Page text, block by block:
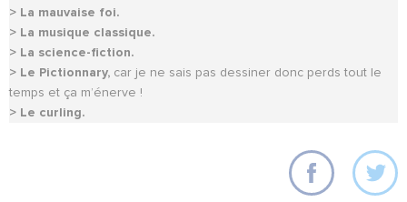
> La mauvaise foi.
> La musique classique.
> La science-fiction.
> Le Pictionnary, car je ne sais pas dessiner donc perds tout le
temps et ça m’énerve !
> Le curling.